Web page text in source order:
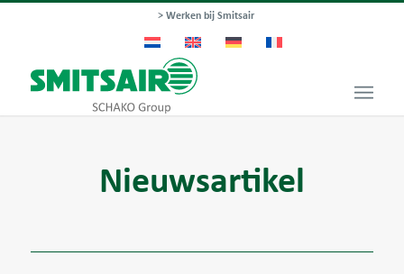
> Werken bij Smitsair
Nieuwsartikel